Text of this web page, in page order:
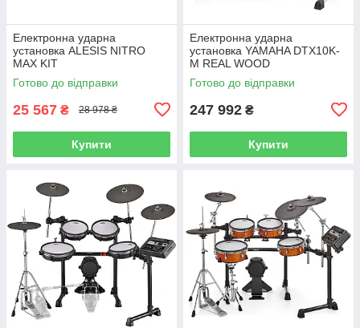
Електронна ударна
установка ALESIS NITRO
MAX KIT
Готово до відправки
25 567 ₴ 28 978 ₴
Купити
Електронна ударна
установка YAMAHA DTX10K-
M REAL WOOD
Готово до відправки
247 992 ₴
Купити